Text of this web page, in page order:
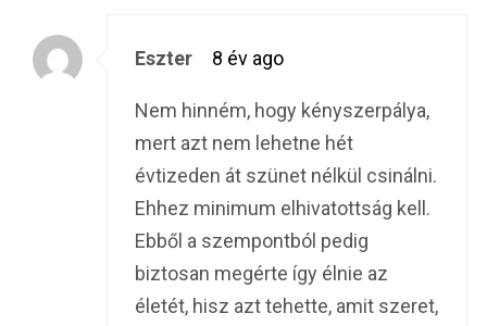
Eszter 8 év ago
Nem hinném, hogy kényszerpálya,
mert azt nem lehetne hét
évtizeden át szünet nélkül csinálni.
Ehhez minimum elhivatottság kell.
Ebből a szempontból pedig
biztosan megérte így élnie az
életét, hisz azt tehette, amit szeret,